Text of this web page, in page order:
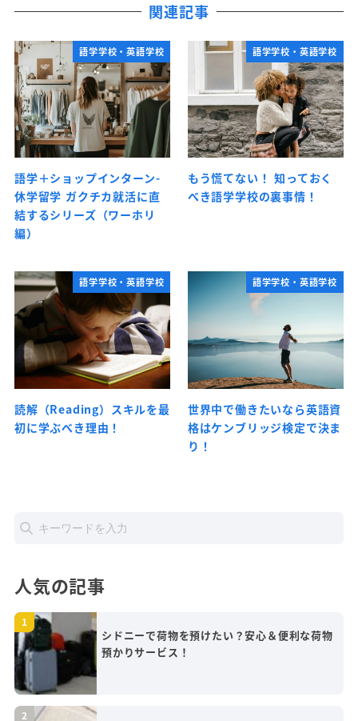
関連記事
語学学校・英語学校
語学＋ショップインターン-
休学留学 ガクチカ就活に直
結するシリーズ（ワーホリ
編）
語学学校・英語学校
もう慌てない！ 知っておく
べき語学学校の裏事情！
語学学校・英語学校
読解（Reading）スキルを最
初に学ぶべき理由！
語学学校・英語学校
世界中で働きたいなら英語資
格はケンブリッジ検定で決ま
り！
人気の記事
シドニーで荷物を預けたい？安心＆便利な荷物
預かりサービス！